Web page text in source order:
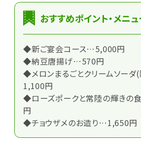
おすすめポイント・メニュ
◆新ご宴会コース…5,000円
◆納豆唐揚げ…570円
◆メロンまるごとクリームソー
1,100円
◆ローズポークと常陸の輝きの
円
◆チョウザメのお造り…1,650円